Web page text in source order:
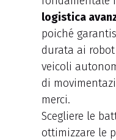
logistica
poiché
durata ai
veicoli
di
merci.
Scegliere le
ottimizzare le